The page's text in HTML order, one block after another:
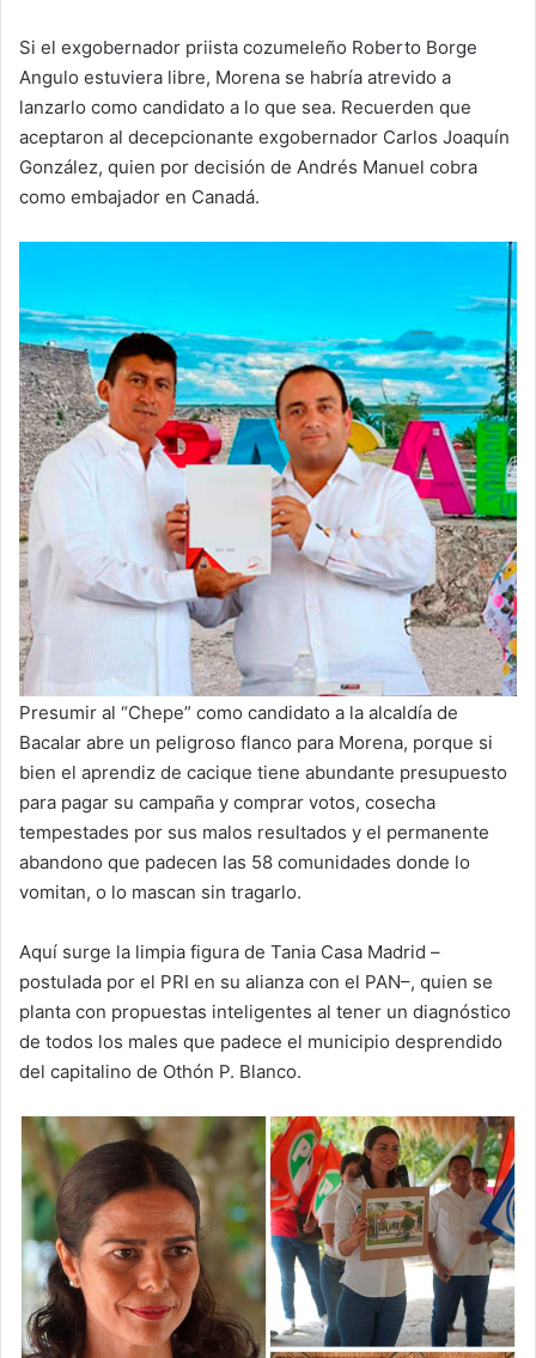
Si el exgobernador priista cozumeleño Roberto Borge
Angulo estuviera libre, Morena se habría atrevido a
lanzarlo como candidato a lo que sea. Recuerden que
aceptaron al decepcionante exgobernador Carlos Joaquín
González, quien por decisión de Andrés Manuel cobra
como embajador en Canadá.
Presumir al “Chepe” como candidato a la alcaldía de
Bacalar abre un peligroso flanco para Morena, porque si
bien el aprendiz de cacique tiene abundante presupuesto
para pagar su campaña y comprar votos, cosecha
tempestades por sus malos resultados y el permanente
abandono que padecen las 58 comunidades donde lo
vomitan, o lo mascan sin tragarlo.
Aquí surge la limpia figura de Tania Casa Madrid –
postulada por el PRI en su alianza con el PAN–, quien se
planta con propuestas inteligentes al tener un diagnóstico
de todos los males que padece el municipio desprendido
del capitalino de Othón P. Blanco.